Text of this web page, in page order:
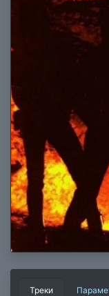
Треки